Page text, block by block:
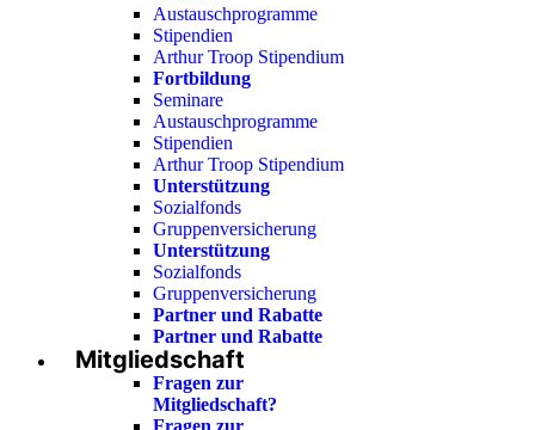
Austauschprogramme
Stipendien
Arthur Troop Stipendium
Fortbildung
Seminare
Austauschprogramme
Stipendien
Arthur Troop Stipendium
Unterstützung
Sozialfonds
Gruppenversicherung
Unterstützung
Sozialfonds
Gruppenversicherung
Partner und Rabatte
Partner und Rabatte
Mitgliedschaft
Fragen zur
Mitgliedschaft?
Fragen zur